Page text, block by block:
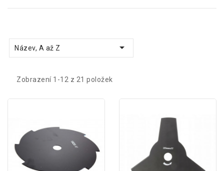
Název, A až Z 
Zobrazení 1-12 z 21 položek